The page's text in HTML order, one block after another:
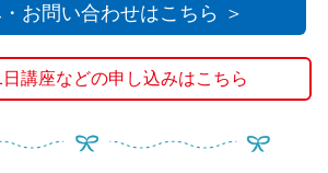
お問い合わせはこちら ＞
講座などの申し込みはこちら